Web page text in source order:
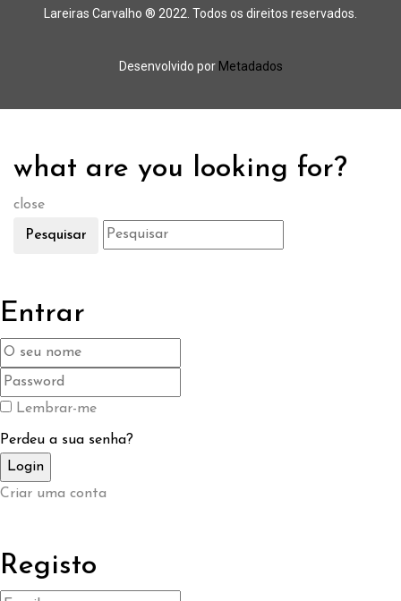
Lareiras Carvalho ® 2022. Todos os direitos reservados.
Desenvolvido por Metadados
what are you looking for?
close
Pesquisar
Entrar
Lembrar-me
Perdeu a sua senha?
Criar uma conta
Registo